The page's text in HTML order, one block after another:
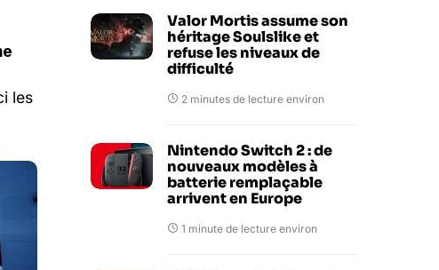
les
Valor Mortis assume son
héritage Soulslike et
refuse les niveaux de
difficulté
2 minutes de lecture environ
Nintendo Switch 2 : de
nouveaux modèles à
batterie remplaçable
arrivent en Europe
1 minute de lecture environ